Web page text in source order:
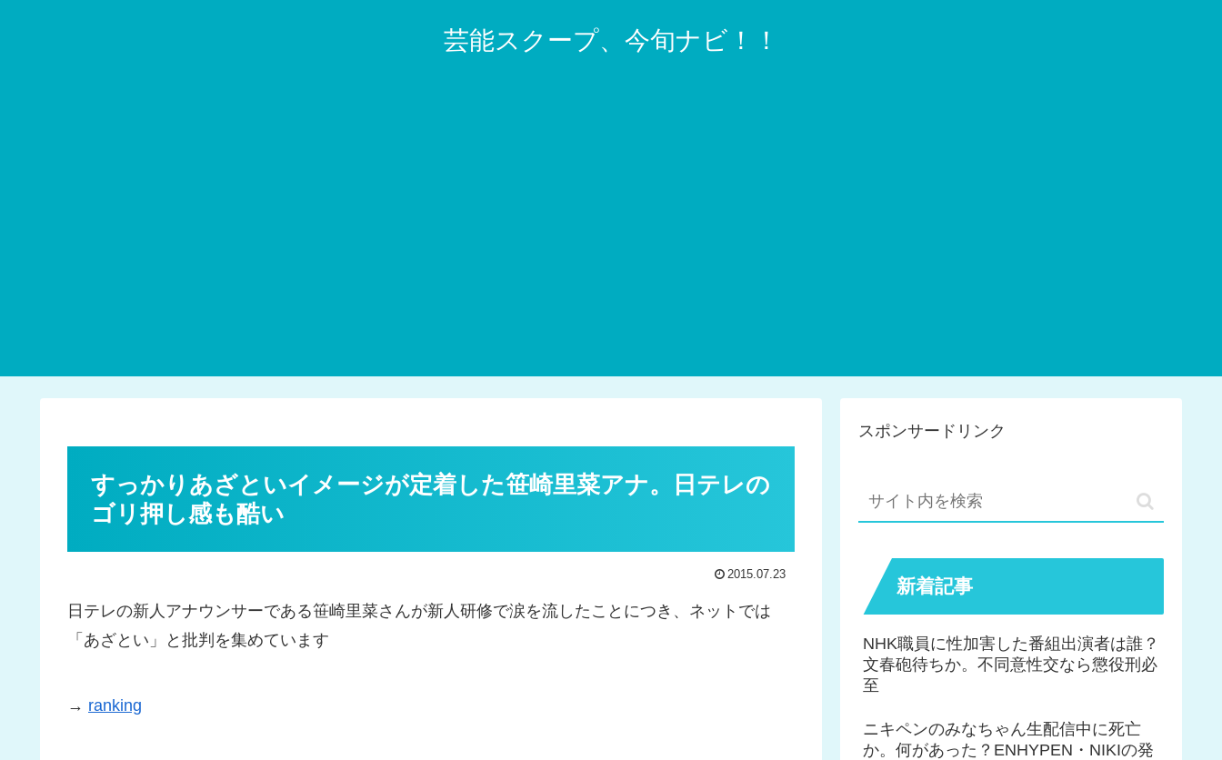
芸能スクープ、今旬ナビ！！
すっかりあざといイメージが定着した笹崎里菜アナ。日テレの
ゴリ押し感も酷い
2015.07.23
日テレの新人アナウンサーである笹崎里菜さんが新人研修で涙を流したことにつき、ネットでは
「あざとい」と批判を集めています
→ ranking
スポンサードリンク
新着記事
NHK職員に性加害した番組出演者は誰？
文春砲待ちか。不同意性交なら懲役刑必
至
ニキペンのみなちゃん生配信中に死亡
か。何があった？ENHYPEN・NIKIの発